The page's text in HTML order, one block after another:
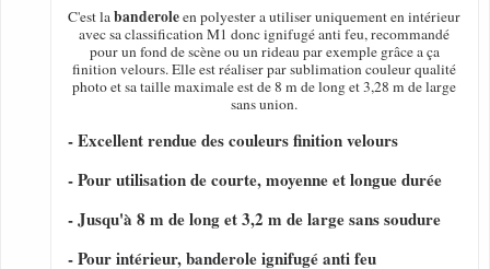
C'est labanderoleen polyester a utiliser uniquement en intérieur
avec sa classification M1 donc ignifugé anti feu, recommandé
pour un fond de scène ou un rideau par exemple grâce a ça
finition velours. Elle est réaliser par sublimation couleur qualité
photo et sa taille maximale est de 8 m de long et 3,28 m de large
sans union.
- Excellent rendue des couleurs finition velours
- Pour utilisation de courte, moyenne et longue durée
- Jusqu'à 8 m de long et 3,2 m de large sans soudure
- Pour intérieur, banderole ignifugé anti feu